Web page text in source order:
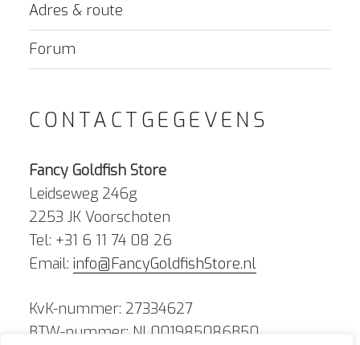
Adres & route
Forum
CONTACTGEGEVENS
Fancy Goldfish Store
Leidseweg 246g
2253 JK Voorschoten
Tel: +31 6 11 74 08 26
Email: info@FancyGoldfishStore.nl
KvK-nummer: 27334627
BTW-nummer: NL001985086B50